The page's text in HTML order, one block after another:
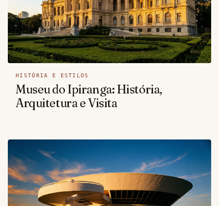
HISTÓRIA E ESTILOS
Museu do Ipiranga: História,
Arquitetura e Visita